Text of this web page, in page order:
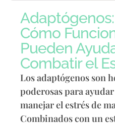
Cómo
Pueden
Combatir el
Los adaptógenos son
poderosas para
manejar el estrés de
Combinados con un